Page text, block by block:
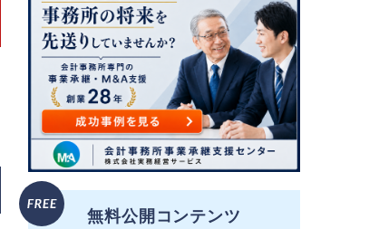
無料公開コンテンツ